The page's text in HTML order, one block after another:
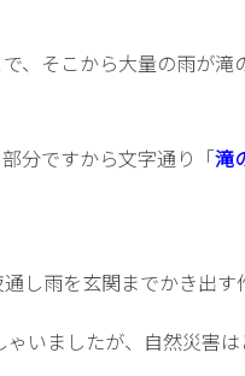
、そこから大量の雨が滝
分ですから文字通り「滝
し雨を玄関までかき出す
ゃいましたが、自然災害